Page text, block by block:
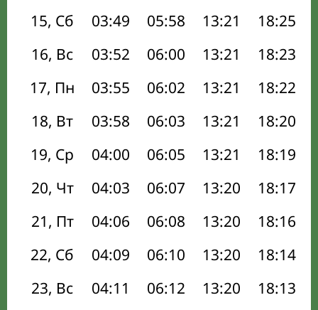
15, Сб
03:49 05:58 13:21 18:25
16, Вс
03:52 06:00 13:21 18:23
17, Пн
03:55 06:02 13:21 18:22
18, Вт
03:58 06:03 13:21 18:20
19, Ср
04:00 06:05 13:21 18:19
20, Чт
04:03 06:07 13:20 18:17
21, Пт
04:06 06:08 13:20 18:16
22, Сб
04:09 06:10 13:20 18:14
23, Вс
04:11 06:12 13:20 18:13